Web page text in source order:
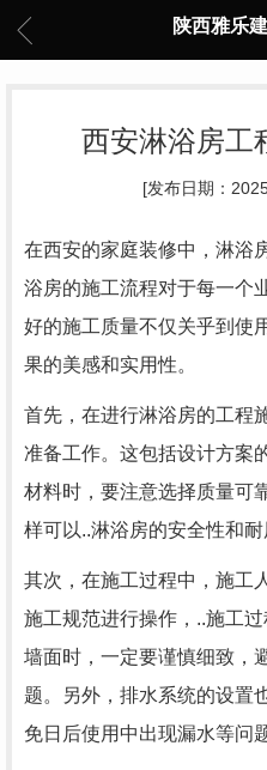
陕西雅乐
西安淋浴房工
[发布日期：
在西安的家庭装修中，淋浴
浴房的施工流程对于每一个
好的施工质量不仅关乎到使
果的美感和实用性。
首先，在进行淋浴房的工程
准备工作。这包括设计方案
材料时，要注意选择质量可
样可以..淋浴房的安全性和耐
其次，在施工过程中，施工
施工规范进行操作，..施工
墙面时，一定要谨慎细致，
题。另外，排水系统的设置
免日后使用中出现漏水等问题